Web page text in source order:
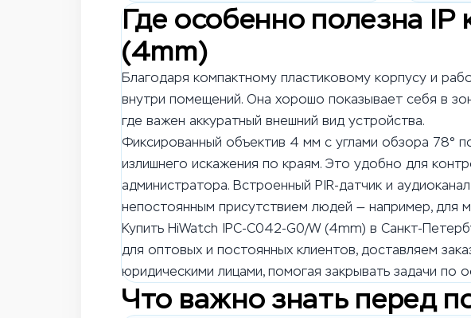
Где особенно полезна
(4mm)
Благодаря компактному пластиковому корпусу и
внутри помещений. Она хорошо показывает себя в
где важен аккуратный внешний вид устройства.
Фиксированный объектив 4 мм с углами обзора 78°
излишнего искажения по краям. Это удобно для
администратора. Встроенный PIR-датчик и
непостоянным присутствием людей — например, для
Купить HiWatch IPC-C042-G0/W (4mm) в Санкт-
для оптовых и постоянных клиентов, доставляем
юридическими лицами, помогая закрывать задачи по
Что важно знать перед